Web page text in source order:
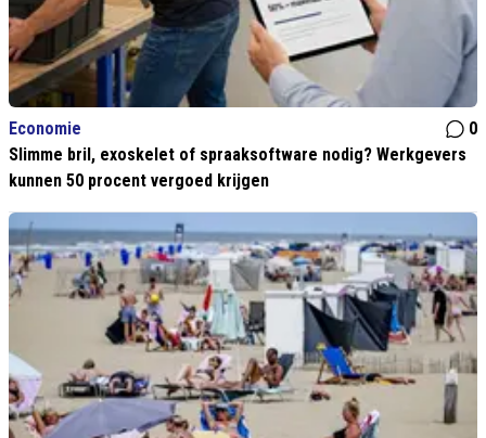
Economie
0
Slimme bril, exoskelet of spraaksoftware nodig? Werkgevers
kunnen 50 procent vergoed krijgen